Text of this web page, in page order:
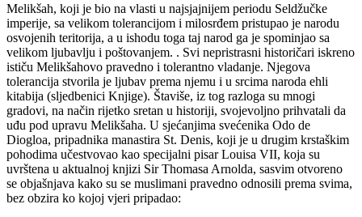
Melikšah, koji je bio na vlasti u najsjajnijem periodu Seldžučke
imperije, sa velikom tolerancijom i milosrđem pristupao je narodu
osvojenih teritorija, a u ishodu toga taj narod ga je spominjao sa
velikom ljubavlju i poštovanjem. . Svi nepristrasni historičari iskreno
ističu Melikšahovo pravedno i tolerantno vladanje. Njegova
tolerancija stvorila je ljubav prema njemu i u srcima naroda ehli
kitabija (sljedbenici Knjige). Štaviše, iz tog razloga su mnogi
gradovi, na način rijetko sretan u historiji, svojevoljno prihvatali da
uđu pod upravu Melikšaha. U sjećanjima svećenika Odo de
Diogloa, pripadnika manastira St. Denis, koji je u drugim krstaškim
pohodima učestvovao kao specijalni pisar Louisa VII, koja su
uvrštena u aktualnoj knjizi Sir Thomasa Arnolda, sasvim otvoreno
se objašnjava kako su se muslimani pravedno odnosili prema svima,
bez obzira ko kojoj vjeri pripadao: